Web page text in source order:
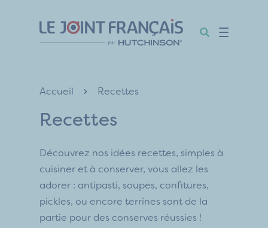
Accueil Recettes
Recettes
Découvrez nos idées recettes, simples à
cuisiner et à conserver, vous allez les
adorer : antipasti, soupes, confitures,
pickles, ou encore terrines sont de la
partie pour des conserves réussies !